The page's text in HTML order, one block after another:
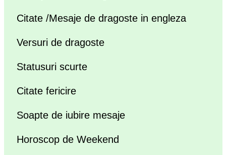
Citate /Mesaje de dragoste in engleza
Versuri de dragoste
Statusuri scurte
Citate fericire
Soapte de iubire mesaje
Horoscop de Weekend